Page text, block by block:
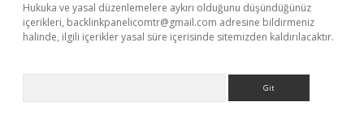
Hukuka ve yasal düzenlemelere aykırı olduğunu düşündüğünüz
içerikleri, backlinkpanelicomtr@gmail.com adresine bildirmeniz
halinde, ilgili içerikler yasal süre içerisinde sitemizden kaldırılacaktır.